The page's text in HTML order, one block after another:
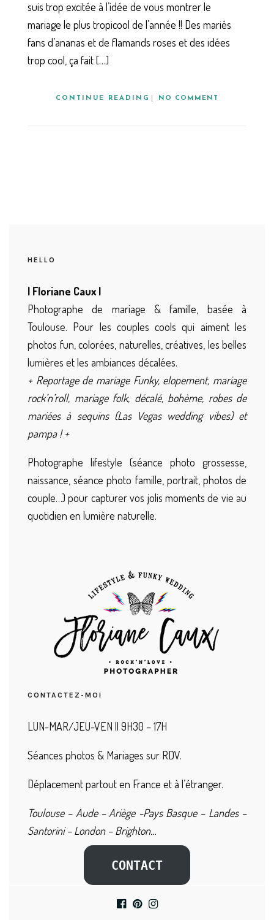
suis trop excitée à l’idée de vous montrer le
mariage le plus tropicool de l’année !! Des mariés
fans d’ananas et de flamands roses et des idées
trop cool, ça fait […]
CONTINUE READING NO COMMENT
HELLO
| Floriane Caux |
Photographe de mariage & famille, basée à
Toulouse. Pour les couples cools qui aiment les
photos fun, colorées, naturelles, créatives, les belles
lumières et les ambiances décalées.
+ Reportage de mariage Funky, elopement, mariage
rock’n’roll, mariage folk, décalé, bohème, robes de
mariées à sequins (Las Vegas wedding vibes) et
pampa ! +
Photographe lifestyle (séance photo grossesse,
naissance, séance photo famille, portrait, photos de
couple…) pour capturer vos jolis moments de vie au
quotidien en lumière naturelle.
CONTACTEZ-MOI
LUN-MAR/JEU-VEN || 9H30 – 17H
Séances photos & Mariages sur RDV.
Déplacement partout en France et à l’étranger.
Toulouse – Aude – Ariège -Pays Basque – Landes –
Santorini – London – Brighton…
CONTACT